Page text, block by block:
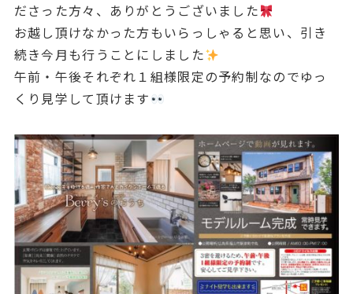
ださった方々、ありがとうございました
お越し頂けなかった方もいらっしゃると思い、引き
続き今月も行うことにしました
午前・午後それぞれ１組様限定の予約制なのでゆっ
くり見学して頂けます